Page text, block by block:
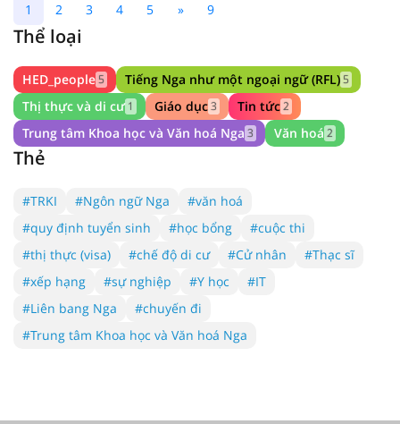
1 2 3 4 5 » 9
Thể loại
HED_people5 Tiếng Nga như một ngoại ngữ (RFL)5
Thị thực và di cư 1 Giáo dục3 Tin tức2
Trung tâm Khoa học và Văn hoá Nga 3 Văn hoá 2
Thẻ
#TRKI #Ngôn ngữ Nga
#văn hoá
#quy định tuyển sinh
#học bổng
#cuộc thi
#thị thực (visa)
#chế độ di cư #Cử nhân
#Thạc sĩ
#xếp hạng
#sự nghiệp #Y học
#IT
#Liên bang Nga
#chuyến đi
#Trung tâm Khoa học và Văn hoá Nga